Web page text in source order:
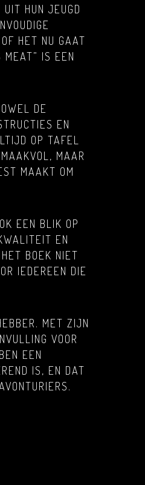
UIT HUN JEUGD
HET NU GAAT
MEAT” IS EEN
DE
EN
OP TAFEL
MAAR
MAAKT OM
EEN BLIK OP
EN
BOEK NIET
IEDEREEN DIE
MET ZIJN
VOOR
EEN
IS, EN DAT